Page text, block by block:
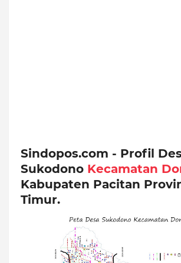
Sindopos.com - Profil
Sukodono Kecamatan
Kabupaten Pacitan
Timur.